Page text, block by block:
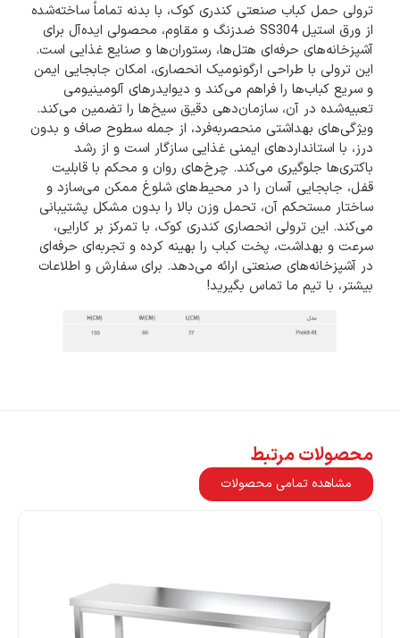
ترولی حمل کباب صنعتی کندری کوک، با بدنه تماماً ساخته‌شده
از ورق استیل SS304 ضدزنگ و مقاوم، محصولی ایده‌آل برای
آشپزخانه‌های حرفه‌ای هتل‌ها، رستوران‌ها و صنایع غذایی است.
این ترولی با طراحی ارگونومیک انحصاری، امکان جابجایی ایمن
و سریع کباب‌ها را فراهم می‌کند و دیوایدرهای آلومینیومی
تعبیه‌شده در آن، سازمان‌دهی دقیق سیخ‌ها را تضمین می‌کند.
ویژگی‌های بهداشتی منحصربه‌فرد، از جمله سطوح صاف و بدون
درز، با استانداردهای ایمنی غذایی سازگار است و از رشد
باکتری‌ها جلوگیری می‌کند. چرخ‌های روان و محکم با قابلیت
قفل، جابجایی آسان را در محیط‌های شلوغ ممکن می‌سازد و
ساختار مستحکم آن، تحمل وزن بالا را بدون مشکل پشتیبانی
می‌کند. این ترولی انحصاری کندری کوک، با تمرکز بر کارایی،
سرعت و بهداشت، پخت کباب را بهینه کرده و تجربه‌ای حرفه‌ای
در آشپزخانه‌های صنعتی ارائه می‌دهد. برای سفارش و اطلاعات
بیشتر، با تیم ما تماس بگیرید!
محصولات مرتبط
مشاهده تمامی محصولات